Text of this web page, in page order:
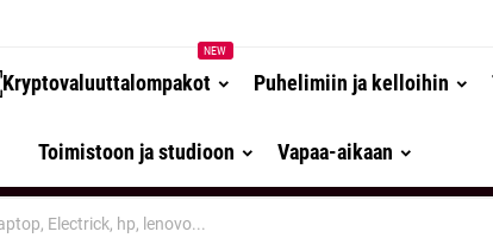
Kryptovaluuttalompakot
NEW
Puhelimiin ja kelloihin
Toimistoon ja studioon Vapaa-aikaan